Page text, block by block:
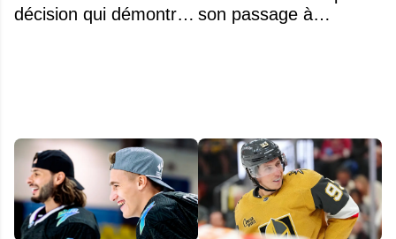
décision qui démontre son passage à